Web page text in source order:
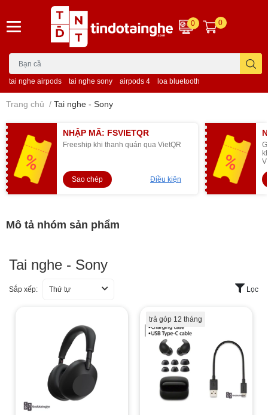
tai nghe airpods tai nghe sony airpods 4 loa bluetooth
0 0
Trang chủ / Tai nghe - Sony
NHẬP MÃ: FSVIETQR
Freeship khi thanh quán qua VietQR
Sao chép Điều kiện
Mô tả nhóm sản phẩm
Tai nghe - Sony
Sắp xếp: Thứ tự Lọc
trả góp 12 tháng